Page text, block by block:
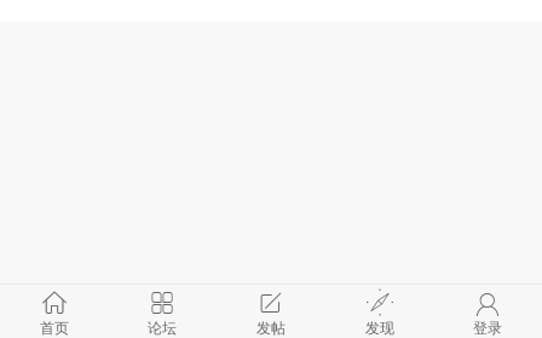
首页 论坛 发帖 发现 登录